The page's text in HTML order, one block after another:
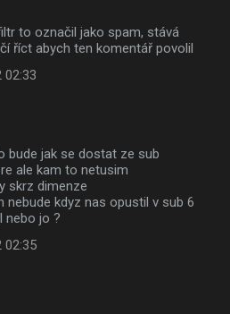
to označil jako spam, stává
říct abych ten komentář povolil
02:33
bude jak se dostat ze sub
ale kam to netusim
skrz dimenze
nebude kdyz nas opustil v sub 6
nebo jo ?
02:35